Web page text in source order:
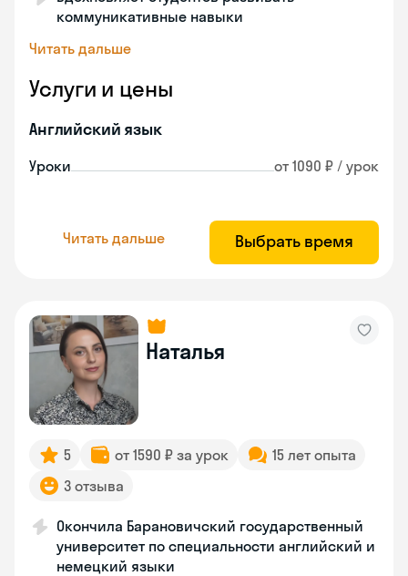
коммуникативные навыки
Читать дальше
Услуги и цены
Английский язык
Уроки от 1090 ₽ / урок
Читать дальше Выбрать время
Наталья
5 от 1590 ₽ за урок
15 лет опыта
3 отзыва
Окончила Барановичский государственный
университет по специальности английский и
немецкий языки